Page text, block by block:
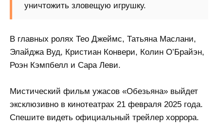
уничтожить зловещую игрушку.
В главных ролях Тео Джеймс, Татьяна Маслани,
Элайджа Вуд, Кристиан Конвери, Колин О’Брайэн,
Роэн Кэмпбелл и Сара Леви.
Мистический фильм ужасов «Обезьяна» выйдет
эксклюзивно в кинотеатрах 21 февраля 2025 года.
Спешите видеть официальный трейлер хоррора.